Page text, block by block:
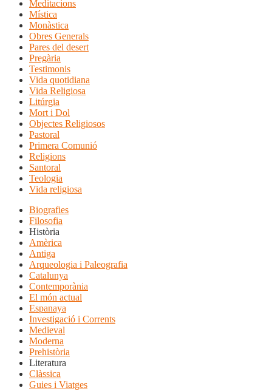
Meditacions
Mística
Monàstica
Obres Generals
Pares del desert
Pregària
Testimonis
Vida quotidiana
Vida Religiosa
Litúrgia
Mort i Dol
Objectes Religiosos
Pastoral
Primera Comunió
Religions
Santoral
Teologia
Vida religiosa
Biografies
Filosofia
Història
Amèrica
Antiga
Arqueologia i Paleografia
Catalunya
Contemporània
El món actual
Espanaya
Investigació i Corrents
Medieval
Moderna
Prehistòria
Literatura
Clàssica
Guies i Viatges